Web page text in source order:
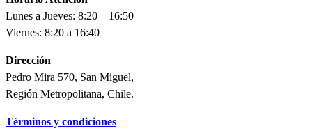
Lunes a Jueves: 8:20 – 16:50
Viernes: 8:20 a 16:40
Dirección
Pedro Mira 570, San Miguel,
Región Metropolitana, Chile.
Términos y condiciones